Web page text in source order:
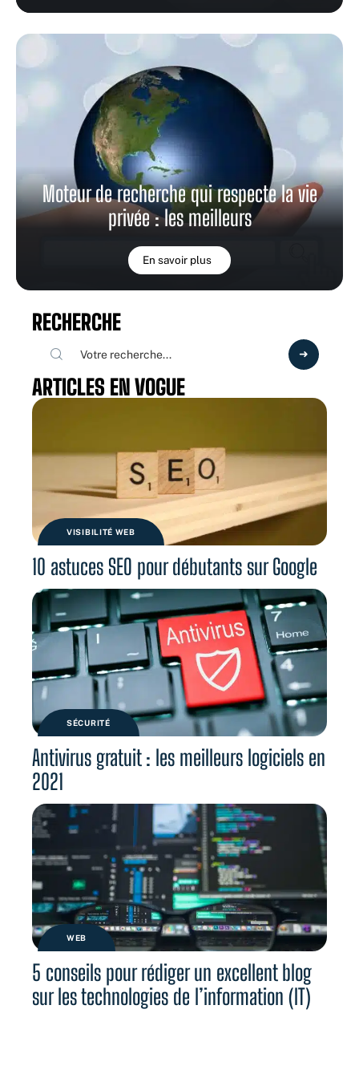
Moteur de recherche qui respecte la vie
privée : les meilleurs
En savoir plus
RECHERCHE
ARTICLES EN VOGUE
VISIBILITÉ WEB
10 astuces SEO pour débutants sur Google
SÉCURITÉ
Antivirus gratuit : les meilleurs logiciels en
2021
WEB
5 conseils pour rédiger un excellent blog
sur les technologies de l’information (IT)